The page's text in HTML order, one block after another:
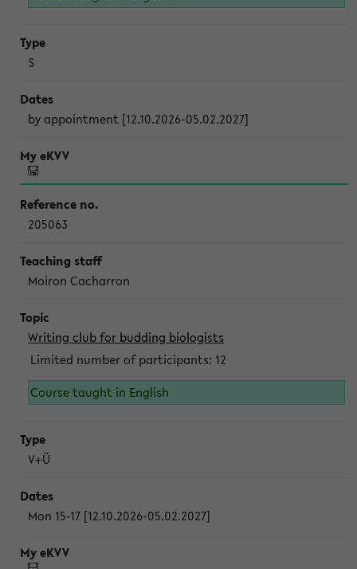
S
by appointment [12.10.2026-05.02.2027]
205063
Moiron Cacharron
Writing club for budding biologists
Limited number of participants: 12
Course taught in English
V+Ü
Mon 15-17 [12.10.2026-05.02.2027]